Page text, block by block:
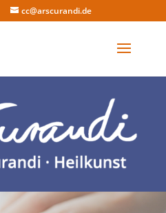
cc@arscurandi.de